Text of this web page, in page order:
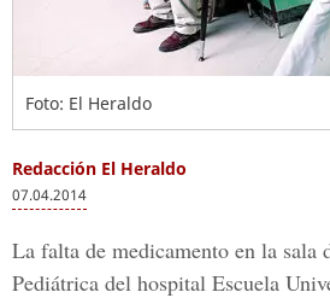
Foto: El Heraldo
Redacción El Heraldo
07.04.2014
La falta de medicamento en la sala
Pediátrica del hospital Escuela